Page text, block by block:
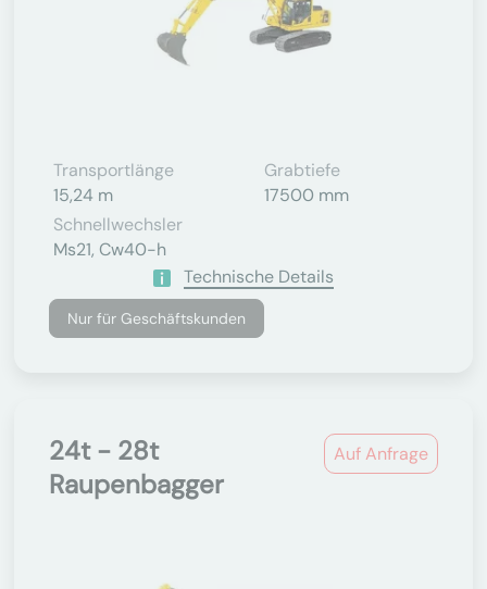
Transportlänge
15,24 m
Grabtiefe
17500 mm
Schnellwechsler
Ms21, Cw40-h
Technische Details
Nur für Geschäftskunden
Auf Anfrage
24t - 28t
Raupenbagger